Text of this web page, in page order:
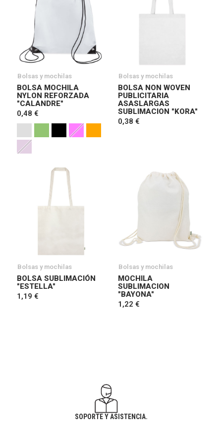
Bolsas y mochilas
BOLSA MOCHILA
NYLON REFORZADA
"CALANDRE"
0,48 €
Bolsas y mochilas
BOLSA NON WOVEN
PUBLICITARIA
ASASLARGAS
SUBLIMACION "KORA"
0,38 €
Bolsas y mochilas
BOLSA SUBLIMACIÓN
"ESTELLA"
1,19 €
Bolsas y mochilas
MOCHILA
SUBLIMACION
"BAYONA"
1,22 €
SOPORTE Y ASISTENCIA.